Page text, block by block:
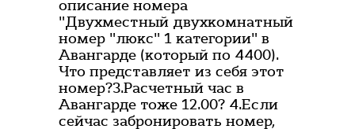
описание номера
"Двухместный двухкомнатный
номер "люкс" 1 категории" в
Авангарде (который по 4400).
Что представляет из себя этот
номер?3.Расчетный час в
Авангарде тоже 12.00? 4.Если
сейчас забронировать номер,